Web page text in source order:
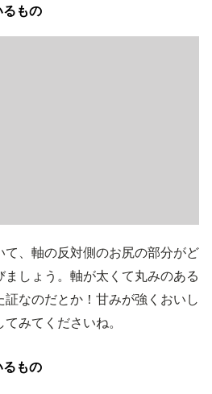
もの
、軸の反対側のお尻の部分がど
しょう。軸が太くて丸みのある
証なのだとか！甘みが強くおいし
みてくださいね。
もの